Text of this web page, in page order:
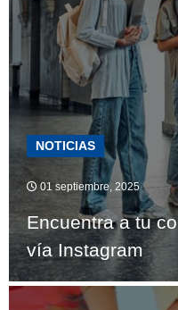
NOTICIAS
01 septiembre, 2025
Encuentra a tu
vía Instagram